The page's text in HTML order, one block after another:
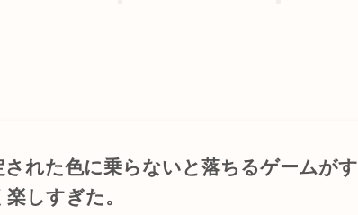
された色に乗らないと落ちるゲームがす
しすぎた。